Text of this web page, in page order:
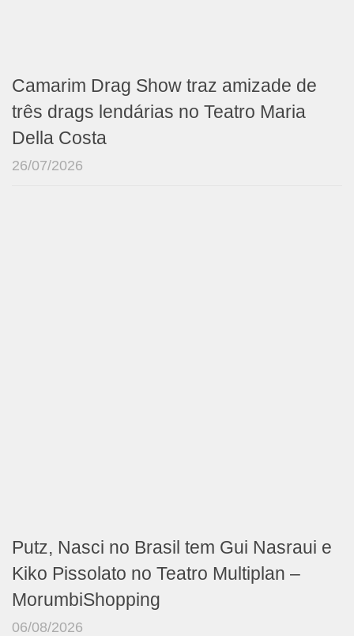
Camarim Drag Show traz amizade de
três drags lendárias no Teatro Maria
Della Costa
26/07/2026
Putz, Nasci no Brasil tem Gui Nasraui e
Kiko Pissolato no Teatro Multiplan –
MorumbiShopping
06/08/2026